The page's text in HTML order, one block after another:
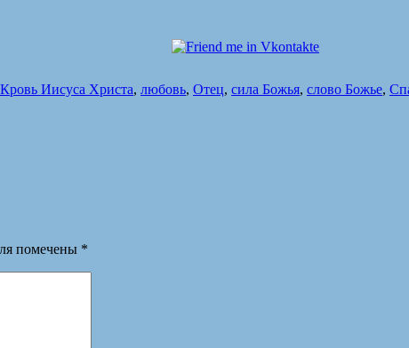
Кровь Иисуса Христа, любовь, Отец, сила Божья, слово Божье,
помечены *